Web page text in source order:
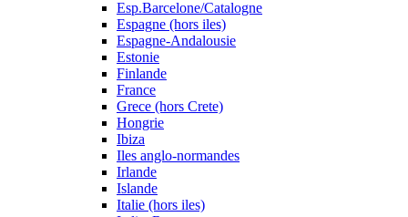
Esp.Barcelone/Catalogne
Espagne (hors iles)
Espagne-Andalousie
Estonie
Finlande
France
Grece (hors Crete)
Hongrie
Ibiza
Iles anglo-normandes
Irlande
Islande
Italie (hors iles)